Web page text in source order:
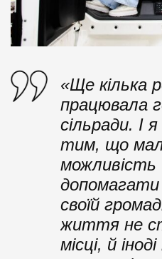
«Ще кілька
працювала
сільради. І
тим, що
можливість
своїй
життя не
місці, й